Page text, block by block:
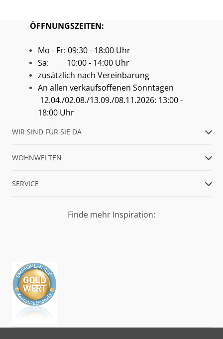
ÖFFNUNGSZEITEN:
Mo - Fr: 09:30 - 18:00 Uhr
Sa: 10:00 - 14:00 Uhr
zusätzlich nach Vereinbarung
An allen verkaufsoffenen Sonntagen
12.04./02.08./13.09./08.11.2026: 13:00 -
18:00 Uhr
WIR SIND FÜR SIE DA
WOHNWELTEN
SERVICE
Finde mehr Inspiration: